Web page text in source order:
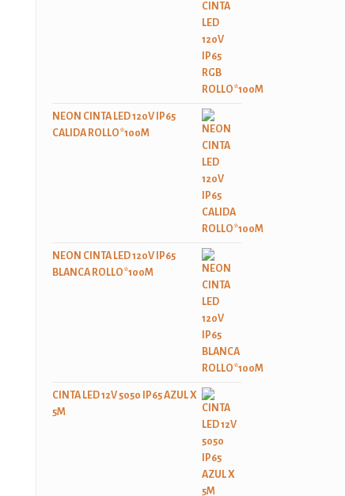
NEON CINTA LED 120V IP65
CALIDA ROLLO*100M
NEON CINTA LED 120V IP65
BLANCA ROLLO*100M
CINTA LED 12V 5050 IP65 AZUL X
5M